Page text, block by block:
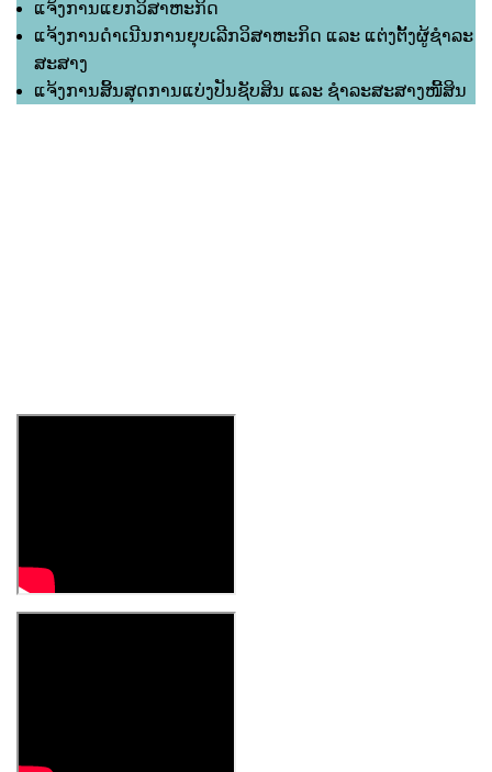
ແຈ້ງການແຍກວິສາຫະກິດ
ແຈ້ງການດຳເນີນການຍຸບເລີກວິສາຫະກິດ ແລະ ແຕ່ງຕັ້ງຜູ້ຊຳລະ
ສະສາງ
ແຈ້ງການສິ້ນສຸດການແບ່ງປັນຊັບສິນ ແລະ ຊຳລະສະສາງໜີ້ສິນ